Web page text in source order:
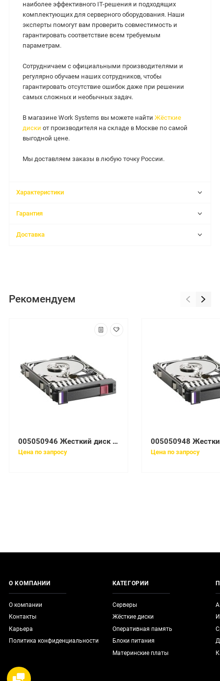
наиболее эффективного IT-решения и подходящих
комплектующих для серверного оборудования. Наши
эксперты помогут вам проверить совместимость и
гарантировать соответствие всем требуемым
параметрам.
Сотрудничаем с официальными производителями и
регулярно обучаем наших сотрудников, чтобы
гарантировать отсутствие ошибок даже при решении
самых сложных и необычных задач.
В магазине Work Systems вы можете найти Жёсткие
диски от производителя на складе в Москве по самой
выгодной цене.
Мы доставляем заказы в любую точку России.
Характеристики
Гарантия
Доставка
Рекомендуем
005050946 Жесткий диск EMC 2TB 7.2K 3.5" SAS 6GB/S
Цена по запросу Цена по запросу
О КОМПАНИИ
О компании
Контакты
Карьера
Политика конфиденциальности
КАТЕГОРИИ
Серверы
Жёсткие диски
Оперативная память
Блоки питания
Материнские платы